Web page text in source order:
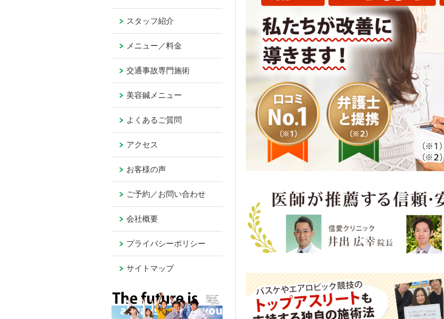
スタッフ紹介
メニュー／料金
交通事故専門施術
美容鍼メニュー
よくあるご質問
アクセス
お客様の声
ご予約／お問い合わせ
会社概要
プライバシーポリシー
サイトマップ